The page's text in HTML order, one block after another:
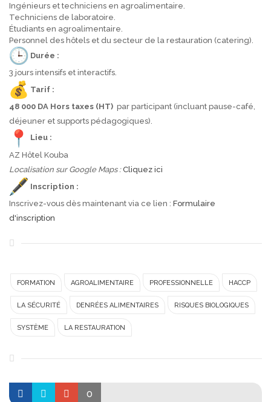
Ingénieurs et techniciens en agroalimentaire.
Techniciens de laboratoire.
Étudiants en agroalimentaire.
Personnel des hôtels et du secteur de la restauration (catering).
Durée :
3 jours intensifs et interactifs.
Tarif :
48 000 DA Hors taxes (HT) par participant (incluant pause-café,
déjeuner et supports pédagogiques).
Lieu :
AZ Hôtel Kouba
Localisation sur Google Maps : Cliquez ici
Inscription :
Inscrivez-vous dès maintenant via ce lien : Formulaire
d'inscription
FORMATION AGROALIMENTAIRE PROFESSIONNELLE HACCP
LA SÉCURITÉ DENRÉES ALIMENTAIRES RISQUES BIOLOGIQUES
SYSTÈME LA RESTAURATION
0